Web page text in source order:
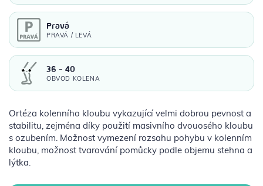
Pravá
PRAVÁ / LEVÁ
36 - 40
OBVOD KOLENA
Ortéza kolenního kloubu vykazující velmi dobrou pevnost a
stabilitu, zejména díky použití masivního dvouosého kloubu
s ozubením. Možnost vymezení rozsahu pohybu v kolenním
kloubu, možnost tvarování pomůcky podle objemu stehna a
lýtka.